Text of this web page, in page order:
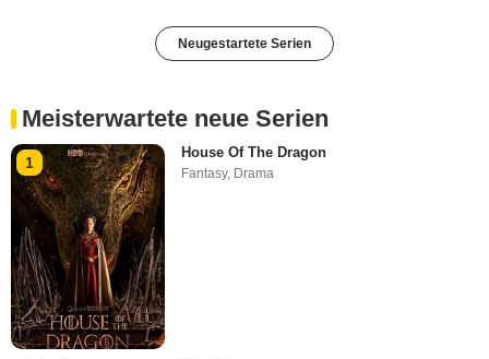
Neugestartete Serien
Meisterwartete neue Serien
1
House Of The Dragon
Fantasy, Drama